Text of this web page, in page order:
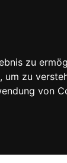
zu
zu
von